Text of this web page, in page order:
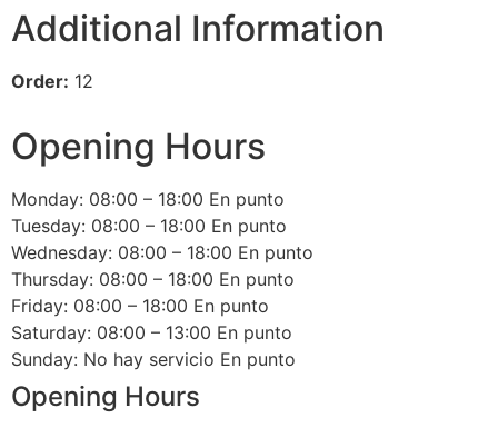
Additional Information
Order: 12
Opening Hours
Monday: 08:00 – 18:00 En punto
Tuesday: 08:00 – 18:00 En punto
Wednesday: 08:00 – 18:00 En punto
Thursday: 08:00 – 18:00 En punto
Friday: 08:00 – 18:00 En punto
Saturday: 08:00 – 13:00 En punto
Sunday: No hay servicio En punto
Opening Hours